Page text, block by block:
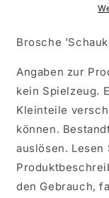
Brosche
Angaben zur
kein Spielzeug.
Kleinteile
können.
auslösen. Lesen
den Gebrauch,